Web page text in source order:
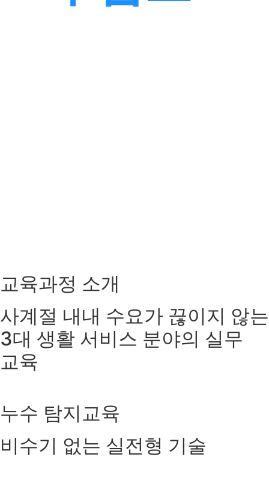
교육과정 소개
사계절 내내 수요가 끊이지 않는
3대 생활 서비스 분야의 실무
교육
누수 탐지교육
비수기 없는 실전형 기술